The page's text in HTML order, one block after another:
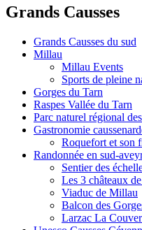
Grands Causses
Grands Causses du sud
Millau
Millau Events
Sports de pleine
Gorges du Tarn
Raspes Vallée du Tarn
Parc naturel régional
Gastronomie
Roquefort et son
Randonnée en sud-
Sentier des
Les 3 châteaux
Viaduc de Millau
Balcon des
Larzac La